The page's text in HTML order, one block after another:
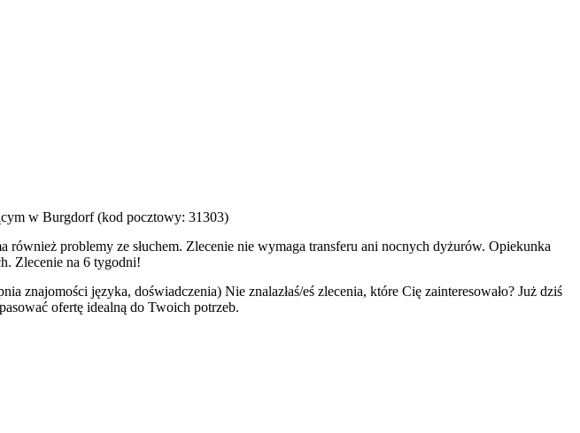
w Burgdorf (kod pocztowy: 31303)
również problemy ze słuchem. Zlecenie nie wymaga transferu ani nocnych dyżurów. Opiekunka
Zlecenie na 6 tygodni!
znajomości języka, doświadczenia) Nie znalazłaś/eś zlecenia, które Cię zainteresowało? Już dziś
ofertę idealną do Twoich potrzeb.